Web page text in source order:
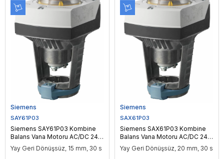
Siemens
SAY61P03
Siemens SAY61P03 Kombine
Balans Vana Motoru AC/DC 24
V, DC 0...10 V / DC 4...20 mA,
Oransal Kontrol, 200 N
Yay Geri Dönüşsüz, 15 mm, 30 s
Siemens
SAX61P03
Siemens SAX61P03 Kombine
Balans Vana Motoru AC/DC 24
V, DC 0…10 V / DC 4…20 mA,
Oransal Kontrol, 500 N
Yay Geri Dönüşsüz, 20 mm, 30 s